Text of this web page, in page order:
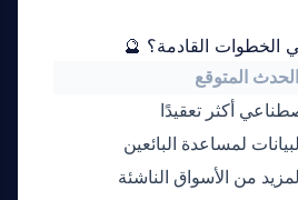
الخطوات القادمة؟ 🔮
الحدث المتوقع
أكثر تعقيدًا
لمساعدة البائعين
من الأسواق الناشئة